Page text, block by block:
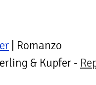
| Romanzo
& Kupfer -